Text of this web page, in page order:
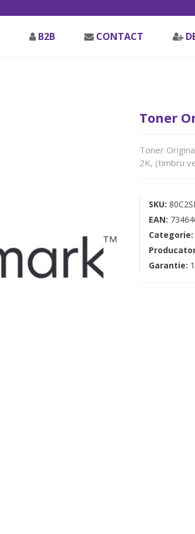
B2B CONTACT
Toner
Toner
2K, (timbru
SKU:
EAN:
Categorie:
Garantie: